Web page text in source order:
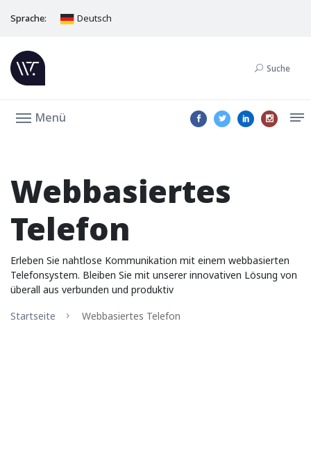
Sprache: Deutsch
Suche
Menü
Webbasiertes
Telefon
Erleben Sie nahtlose Kommunikation mit einem webbasierten
Telefonsystem. Bleiben Sie mit unserer innovativen Lösung von
überall aus verbunden und produktiv
Startseite
Webbasiertes Telefon